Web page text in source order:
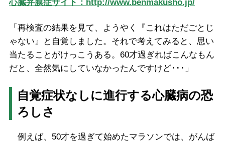
心臓弁膜症サイト：http://www.benmakusho.jp/
「再検査の結果を見て、ようやく『これはただごとじ
ゃない』と自覚しました。それで考えてみると、思い
当たることがけっこうある。60才過ぎればこんなもん
だと、全然気にしていなかったんですけど･･･」
自覚症状なしに進行する心臓病の恐
ろしさ
例えば、50才を過ぎて始めたマラソンでは、がんば